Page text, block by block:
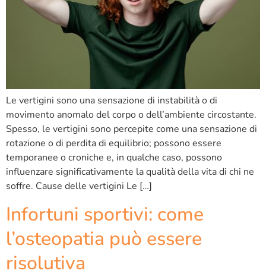
Le vertigini sono una sensazione di instabilità o di
movimento anomalo del corpo o dell’ambiente circostante.
Spesso, le vertigini sono percepite come una sensazione di
rotazione o di perdita di equilibrio; possono essere
temporanee o croniche e, in qualche caso, possono
influenzare significativamente la qualità della vita di chi ne
soffre. Cause delle vertigini Le […]
Infortuni sportivi: come
l’osteopatia può essere
risolutiva